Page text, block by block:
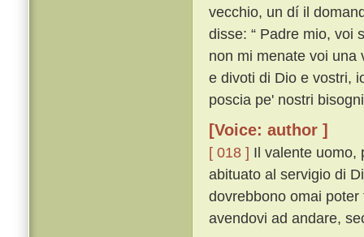
vecchio, un dí il
disse: “ Padre mio, voi
non mi menate voi una
e divoti di Dio e vostri,
poscia pe' nostri
[Voice: author ]
[ 018 ] Il valente uomo,
abituato al servigio di
dovrebbono omai poter
avendovi ad andare,